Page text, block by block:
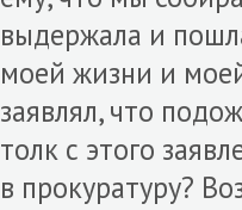
выдержала и
моей жизни и
заявлял, что
толк с этого
в прокуратуру?